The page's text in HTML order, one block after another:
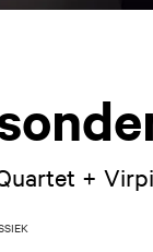
+